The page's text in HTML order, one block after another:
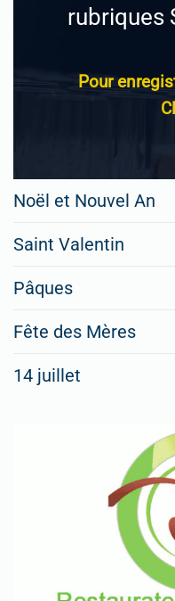
rubriques
Pour
Noël et Nouvel An
Saint Valentin
Pâques
Fête des Mères
14 juillet